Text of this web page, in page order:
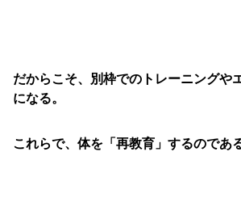
だからこそ、別枠でのトレーニングや
になる。
これらで、体を「再教育」するのである